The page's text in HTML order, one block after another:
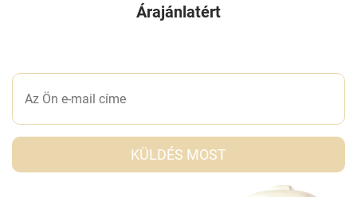
Árajánlatért
KÜLDÉS MOST